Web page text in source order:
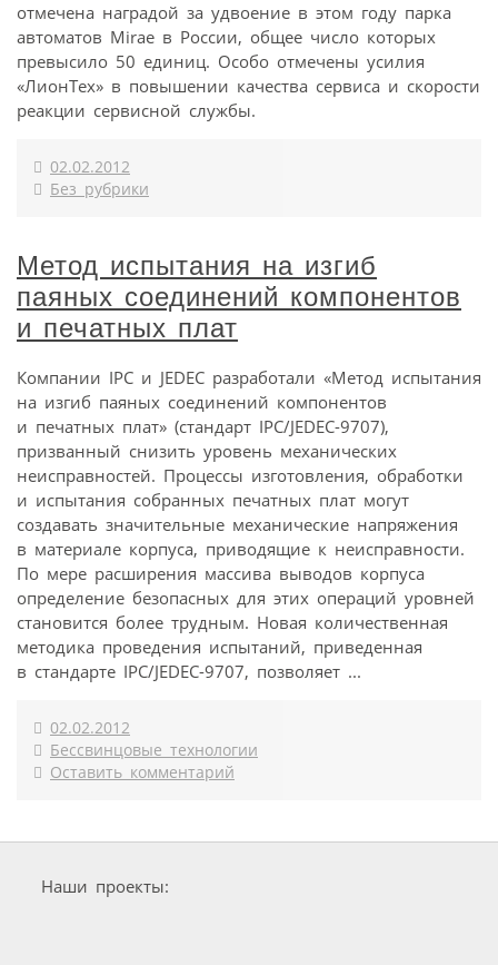
отмечена наградой за удвоение в этом году парка
автоматов Mirae в России, общее число которых
превысило 50 единиц. Особо отмечены усилия
«ЛионТех» в повышении качества сервиса и скорости
реакции сервисной службы.
02.02.2012
Без рубрики
Метод испытания на изгиб
паяных соединений компонентов
и печатных плат
Компании IPC и JEDEC разработали «Метод испытания
на изгиб паяных соединений компонентов
и печатных плат» (стандарт IPC/JEDEC-9707),
призванный снизить уровень механических
неисправностей. Процессы изготовления, обработки
и испытания собранных печатных плат могут
создавать значительные механические напряжения
в материале корпуса, приводящие к неисправности.
По мере расширения массива выводов корпуса
определение безопасных для этих операций уровней
становится более трудным. Новая количественная
методика проведения испытаний, приведенная
в стандарте IPC/JEDEC-9707, позволяет ...
02.02.2012
Бессвинцовые технологии
Оставить комментарий
Наши проекты: